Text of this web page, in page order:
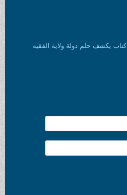
يكشف حلم دولة ولاية الفقيه